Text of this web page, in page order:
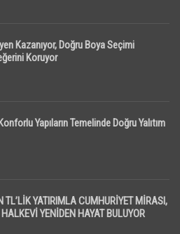
Kazanıyor, Doğru Boya Seçimi
Koruyor
Yapıların Temelinde Doğru Yalıtım
TL’LİK YATIRIMLA CUMHURİYET MİRASI,
YENİDEN HAYAT BULUYOR